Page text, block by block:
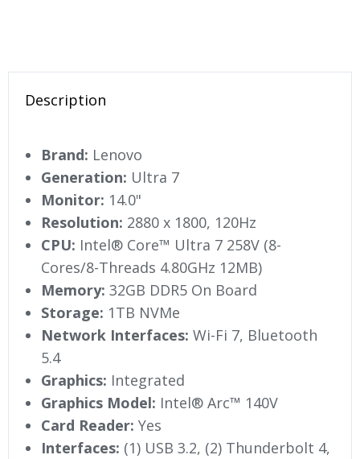
Description
Brand: Lenovo
Generation: Ultra 7
Monitor: 14.0"
Resolution: 2880 x 1800, 120Hz
CPU: Intel® Core™ Ultra 7 258V (8-
Cores/8-Threads 4.80GHz 12MB)
Memory: 32GB DDR5 On Board
Storage: 1TB NVMe
Network Interfaces: Wi-Fi 7, Bluetooth
5.4
Graphics: Integrated
Graphics Model: Intel® Arc™ 140V
Card Reader: Yes
Interfaces: (1) USB 3.2, (2) Thunderbolt 4,